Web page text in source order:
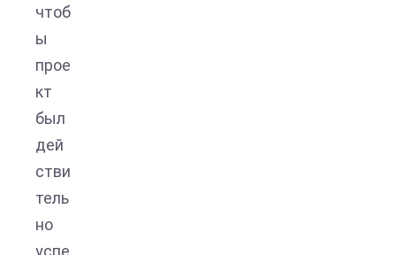
чтоб
ы
прое
кт
был
дей
стви
тель
но
успе